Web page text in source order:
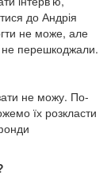
до Андрія
не може, але
не перешкоджали.
не можу. По-
їх розкласти